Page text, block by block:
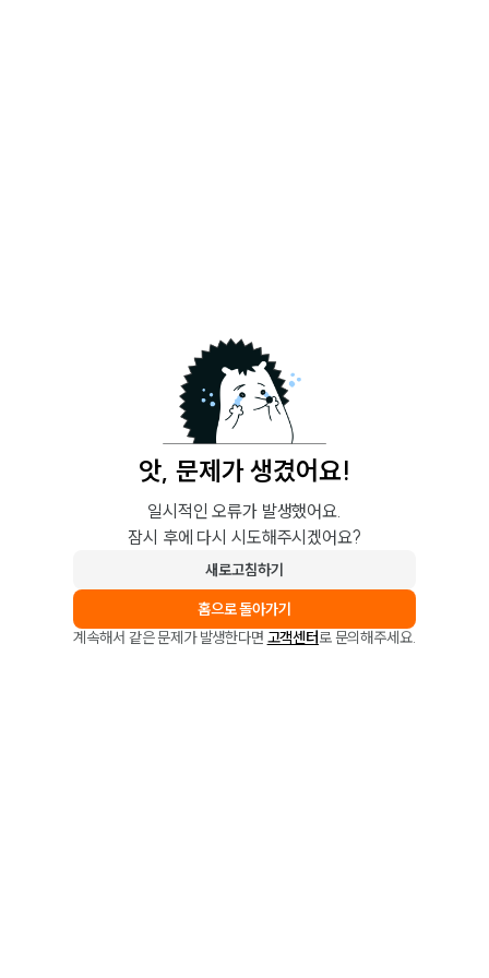
앗, 문제가 생겼어요!
일시적인 오류가 발생했어요.
잠시 후에 다시 시도해주시겠어요?
새로고침하기
홈으로 돌아가기
계속해서 같은 문제가 발생한다면 고객센터로 문의해주세요.